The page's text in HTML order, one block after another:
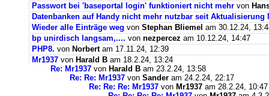
Passwort bei 'baseportal login' funktioniert nicht mehr von
Datenbanken auf Handy nicht mehr nutzbar seit Aktualisierung
Wieder alle Einträge weg von Stephan Bliemel am 30.12.24,
bp unirdisch langsam,.... von nezpercez am 10.12.24, 14:47
PHP8. von Norbertam 17.11.24, 12:39
Mr1937 von Harald B am 18.2.24, 13:24
Re: Mr1937 von Harald B am 23.2.24, 13:58
Re: Re: Mr1937 von Sander am 24.2.24, 22:17
Re: Re: Re: Mr1937 von Mr1937 am 28.2.24, 10:47